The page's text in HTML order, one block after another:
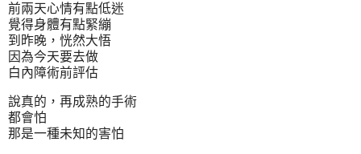
前兩天心情有點低迷
覺得身體有點緊繃
到昨晚，恍然大悟
因為今天要去做
白內障術前評估
說真的，再成熟的手術
都會怕
那是一種未知的害怕